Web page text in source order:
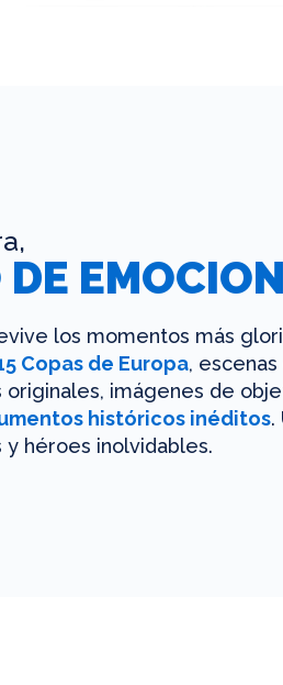
los momentos más
Copas de Europa,
imágenes de
históricos inéditos.
héroes inolvidables.